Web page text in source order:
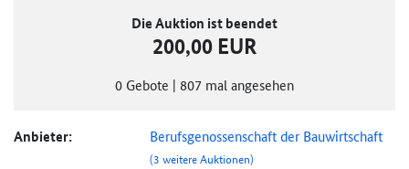
Die Auktion ist beendet
200,00 EUR
0 Gebote | 807 mal angesehen
Anbieter: Berufsgenossenschaft der Bauwirtschaft
(3 weitere Auktionen)